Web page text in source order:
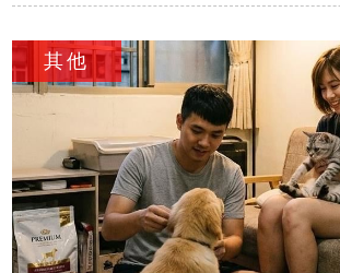
小坪數規劃推升單價，但新店小
市」因周邊新案拉抬，價差僅
金萍提醒，聯開宅雖享交通便利，
評估捷運震動、隔音與出入人口
題，依個人需求審慎評估，才能
潛力與居住品質的理想好宅。
其他